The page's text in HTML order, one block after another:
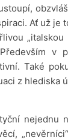
Ať už je
„italskou
v
Také
z hlediska
nejednu